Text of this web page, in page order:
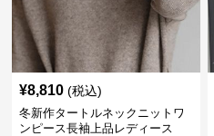
¥8,810 (税込)
冬新作タートルネックニットワ
ンピース長袖上品レディース